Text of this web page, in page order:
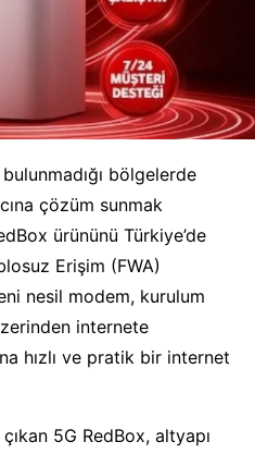
bölgelerde
çözüm sunmak
ürününü Türkiye’de
Erişim (FWA)
nesil modem, kurulum
internete
hızlı ve pratik bir internet
5G RedBox, altyapı